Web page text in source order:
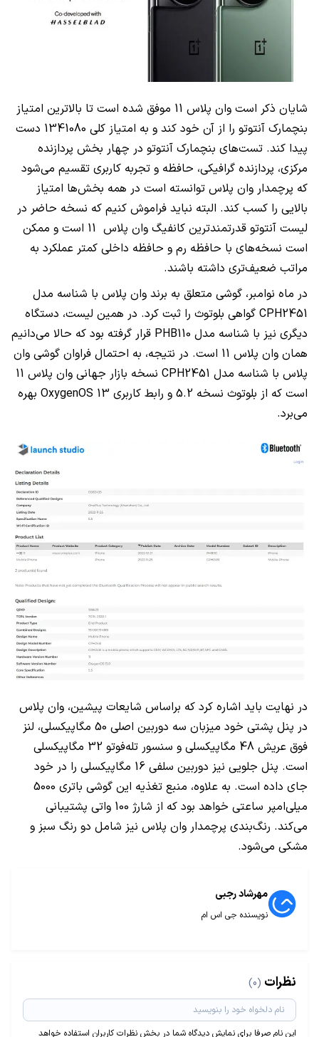
شایان ذکر است وان پلاس 11 موفق شده است تا بالاترین امتیاز
بنچمارک آنتوتو را از آن خود کند و به امتیاز کلی 1341080 دست
پیدا کند. تست‌های بنچمارک آنتوتو در چهار بخش پردازنده
مرکزی، پردازنده گرافیکی، حافظه و تجربه کاربری تقسیم می‌شود
که پرچمدار وان پلاس توانسته است در همه بخش‌ها امتیاز
بالایی را کسب کند. البته نباید فراموش کنیم که نسخه حاضر در
لیست آنتوتو قدرتمندترین کانفیگ وان پلاس 11 است و ممکن
است نسخه‌های با حافظه رم و حافظه داخلی کمتر عملکرد به
مراتب ضعیف‌تری داشته باشند.
در ماه نوامبر، گوشی متعلق به برند وان پلاس با شناسه مدل
CPH2451 گواهی بلوتوث را ثبت کرد. در همین لیست، دستگاه
دیگری نیز با شناسه مدل PHB110 قرار گرفته بود که حالا می‌دانیم
همان وان پلاس 11 است. در نتیجه، به احتمال فراوان گوشی وان
پلاس با شناسه مدل CPH2451
نسخه بازار جهانی وان پلاس 11
است که از بلوتوث نسخه 5.2 و رابط کاربری
OxygenOS 13 بهره
می‌برد.
در نهایت باید اشاره کرد که براساس شایعات پیشین، وان پلاس
در پنل پشتی خود میزبان سه دوربین اصلی 50 مگاپیکسلی، لنز
فوق عریش 48 مگاپیکسلی و سنسور تله‌فوتو 32 مگاپیکسلی
است. پنل جلویی نیز دوربین سلفی 16 مگاپیکسلی را در خود
جای داده است. به علاوه، منبع تغذیه این گوشی باتری 5000
میلی‌امپر ساعتی خواهد بود که از شارژ 100 واتی پشتیبانی
می‌کند. رنگ‌بندی پرچمدار وان پلاس نیز شامل دو رنگ سبز و
مشکی می‌شود.
مهرشاد رجبی
نویسنده جی اس ام
نظرات (0)
این نام صرفا برای نمایش دیدگاه شما در بخش نظرات کاربران استفاده خواهد